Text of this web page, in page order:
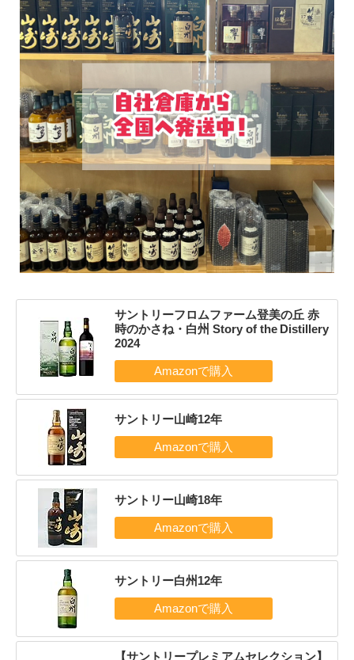
サントリーフロムファーム登美の丘 赤
時のかさね・白州 Story of the Distillery
2024
サントリー山崎12年
サントリー山崎18年
サントリー白州12年
【サントリープレミアムセレクション】